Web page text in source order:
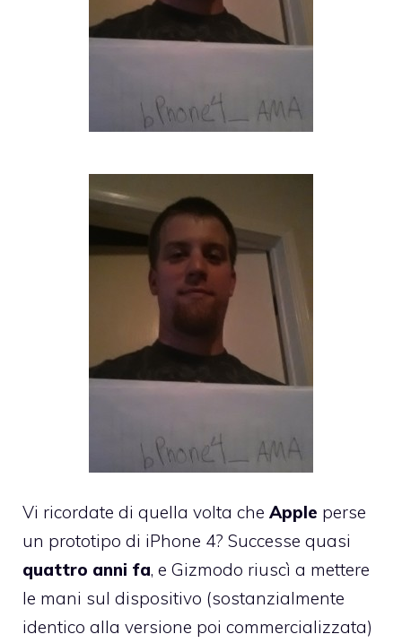
Vi ricordate di quella volta che Apple perse
un prototipo di iPhone 4? Successe quasi
quattro anni fa, e Gizmodo riuscì a mettere
le mani sul dispositivo (sostanzialmente
identico alla versione poi commercializzata)